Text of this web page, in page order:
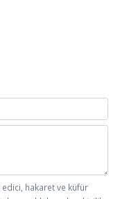
edici, hakaret ve küfür